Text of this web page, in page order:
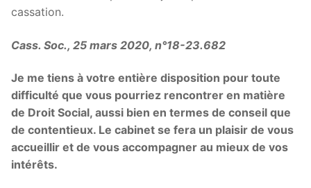
cassation.
Cass. Soc., 25 mars 2020, n°18-23.682
Je me tiens à votre entière disposition pour toute
difficulté que vous pourriez rencontrer en matière
de Droit Social, aussi bien en termes de conseil que
de contentieux. Le cabinet se fera un plaisir de vous
accueillir et de vous accompagner au mieux de vos
intérêts.